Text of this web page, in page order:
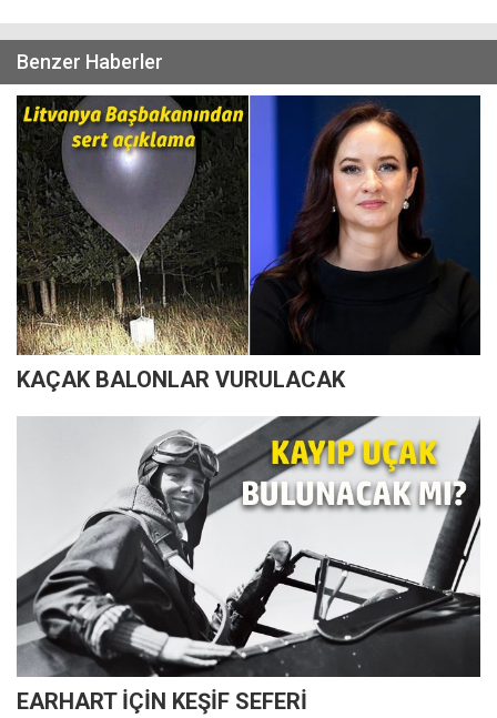
Benzer Haberler
KAÇAK BALONLAR VURULACAK
EARHART İÇİN KEŞİF SEFERİ